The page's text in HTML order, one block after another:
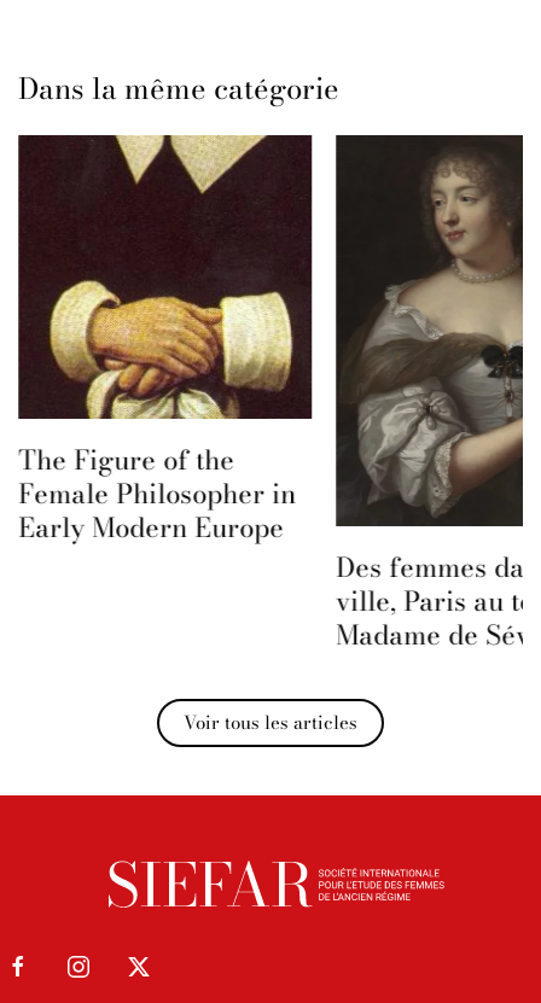
Dans la même catégorie
The Figure of the
Female Philosopher in
Early Modern Europe
Des femmes
ville, Paris au
Madame de
Voir tous les articles